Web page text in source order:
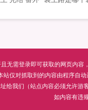
无需登录即可获取的网页内
站仅对抓取到的内容由程序自
给我们（站点内容必须允许游
如内容有违